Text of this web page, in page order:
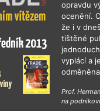
opravdu
ocenění.
že i v
tištěné
vyplácí a
Prof.
na